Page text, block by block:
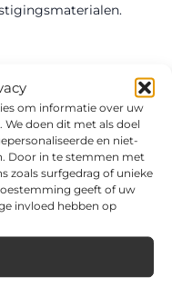
om informatie over uw
We doen dit met als doel
en niet-
Door in te stemmen met
zoals surfgedrag of unieke
geeft of uw
invloed hebben op